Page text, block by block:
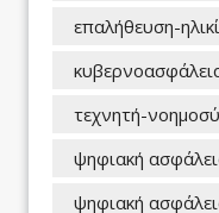
επαλήθευση-
τεχνητή-
ψηφιακή
ψηφιακή